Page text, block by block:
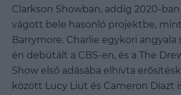
Clarkson Showban, addig 2020-
vágott bele hasonló projektbe,
Barrymore. Charlie egykori angyala
én debütált a CBS-en, és a The
Show első adásába elhívta
között Lucy Liut és Cameron Diazt